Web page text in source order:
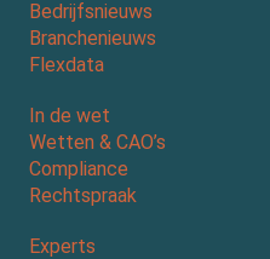
Bedrijfsnieuws
Branchenieuws
Flexdata
In de wet
Wetten & CAO’s
Compliance
Rechtspraak
Experts